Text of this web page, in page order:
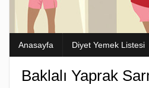
Anasayfa Diyet Yemek Listesi
Baklalı Yaprak